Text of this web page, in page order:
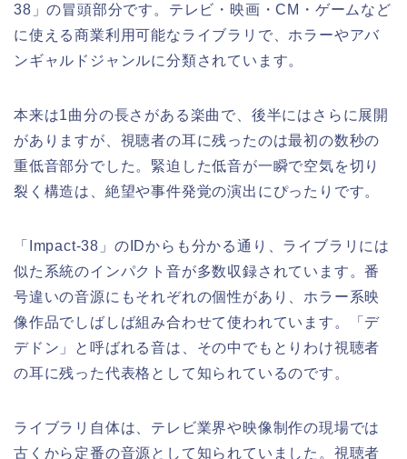
38」の冒頭部分です。テレビ・映画・CM・ゲームなど
に使える商業利用可能なライブラリで、ホラーやアバ
ンギャルドジャンルに分類されています。
本来は1曲分の長さがある楽曲で、後半にはさらに展開
がありますが、視聴者の耳に残ったのは最初の数秒の
重低音部分でした。緊迫した低音が一瞬で空気を切り
裂く構造は、絶望や事件発覚の演出にぴったりです。
「Impact-38」のIDからも分かる通り、ライブラリには
似た系統のインパクト音が多数収録されています。番
号違いの音源にもそれぞれの個性があり、ホラー系映
像作品でしばしば組み合わせて使われています。「デ
デドン」と呼ばれる音は、その中でもとりわけ視聴者
の耳に残った代表格として知られているのです。
ライブラリ自体は、テレビ業界や映像制作の現場では
古くから定番の音源として知られていました。視聴者